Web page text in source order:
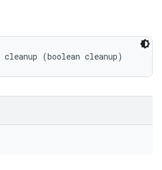
cleanup (boolean cleanup)